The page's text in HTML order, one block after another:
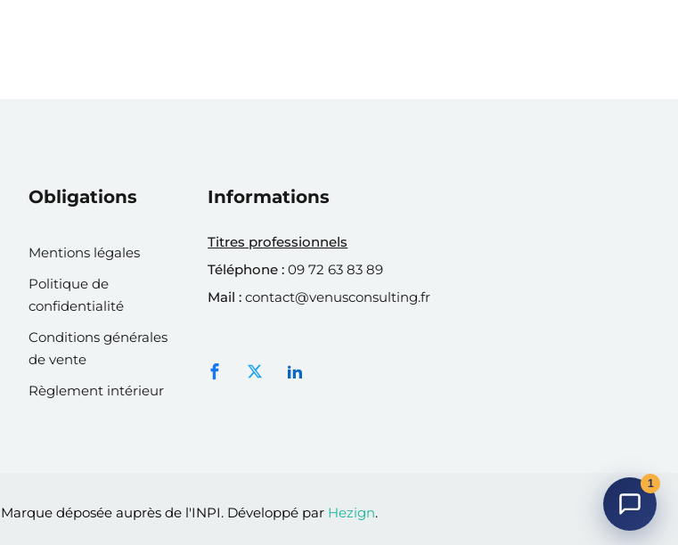
Obligations
Mentions légales
Politique de
confidentialité
Conditions générales
de vente
Règlement intérieur
Informations
Titres professionnels
Téléphone : 09 72 63 83 89
Mail :contact@venusconsulting.fr
déposée auprès de l'INPI. Développé par Hezign.
1